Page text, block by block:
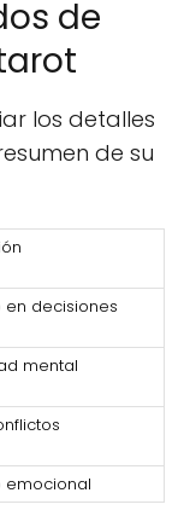
de
los detalles
de su
en decisiones
mental
emocional